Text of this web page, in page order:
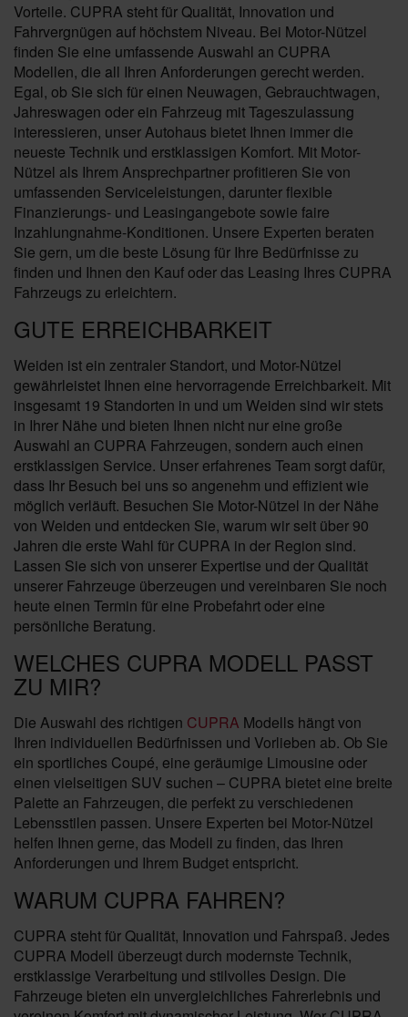
Vorteile. CUPRA steht für Qualität, Innovation und
Fahrvergnügen auf höchstem Niveau. Bei Motor-Nützel
finden Sie eine umfassende Auswahl an CUPRA
Modellen, die all Ihren Anforderungen gerecht werden.
Egal, ob Sie sich für einen Neuwagen, Gebrauchtwagen,
Jahreswagen oder ein Fahrzeug mit Tageszulassung
interessieren, unser Autohaus bietet Ihnen immer die
neueste Technik und erstklassigen Komfort. Mit Motor-
Nützel als Ihrem Ansprechpartner profitieren Sie von
umfassenden Serviceleistungen, darunter flexible
Finanzierungs- und Leasingangebote sowie faire
Inzahlungnahme-Konditionen. Unsere Experten beraten
Sie gern, um die beste Lösung für Ihre Bedürfnisse zu
finden und Ihnen den Kauf oder das Leasing Ihres CUPRA
Fahrzeugs zu erleichtern.
GUTE ERREICHBARKEIT
Weiden ist ein zentraler Standort, und Motor-Nützel
gewährleistet Ihnen eine hervorragende Erreichbarkeit. Mit
insgesamt 19 Standorten in und um Weiden sind wir stets
in Ihrer Nähe und bieten Ihnen nicht nur eine große
Auswahl an CUPRA Fahrzeugen, sondern auch einen
erstklassigen Service. Unser erfahrenes Team sorgt dafür,
dass Ihr Besuch bei uns so angenehm und effizient wie
möglich verläuft. Besuchen Sie Motor-Nützel in der Nähe
von Weiden und entdecken Sie, warum wir seit über 90
Jahren die erste Wahl für CUPRA in der Region sind.
Lassen Sie sich von unserer Expertise und der Qualität
unserer Fahrzeuge überzeugen und vereinbaren Sie noch
heute einen Termin für eine Probefahrt oder eine
persönliche Beratung.
WELCHES CUPRA MODELL PASST
ZU MIR?
Die Auswahl des richtigen CUPRA Modells hängt von
Ihren individuellen Bedürfnissen und Vorlieben ab. Ob Sie
ein sportliches Coupé, eine geräumige Limousine oder
einen vielseitigen SUV suchen – CUPRA bietet eine breite
Palette an Fahrzeugen, die perfekt zu verschiedenen
Lebensstilen passen. Unsere Experten bei Motor-Nützel
helfen Ihnen gerne, das Modell zu finden, das Ihren
Anforderungen und Ihrem Budget entspricht.
WARUM CUPRA FAHREN?
CUPRA steht für Qualität, Innovation und Fahrspaß. Jedes
CUPRA Modell überzeugt durch modernste Technik,
erstklassige Verarbeitung und stilvolles Design. Die
Fahrzeuge bieten ein unvergleichliches Fahrerlebnis und